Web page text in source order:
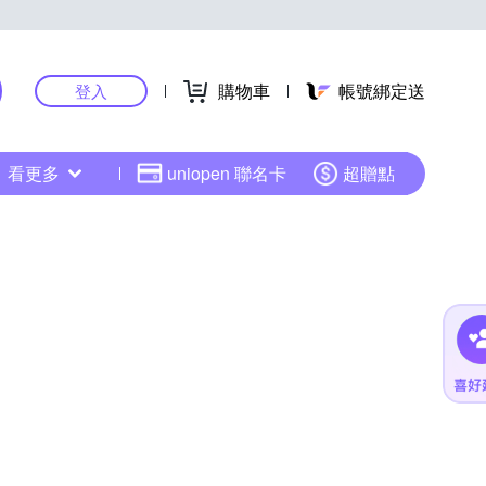
登入 購物車 帳號綁定送
看更多 uniopen 聯名卡 超贈點